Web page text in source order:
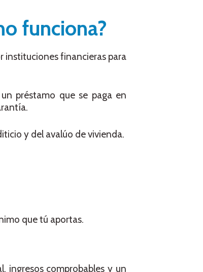
funciona?
instituciones financieras para
préstamo que se paga en
y del avalúo de vivienda.
que tú aportas.
ingresos comprobables y un